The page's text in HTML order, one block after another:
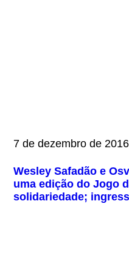
7 de dezembro de 2016
Wesley Safadão e
uma edição do Jogo
solidariedade;